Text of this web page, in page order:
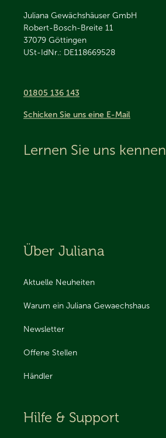
Juliana Gewächshäuser GmbH
Robert-Bosch-Breite 11
37079 Göttingen
USt-IdNr.: DE118669528
01805 136 143
Schicken Sie uns eine E-Mail
Lernen Sie uns kennen
Über Juliana
Aktuelle Neuheiten
Warum ein Juliana Gewaechshaus
Newsletter
Offene Stellen
Händler
Hilfe & Support